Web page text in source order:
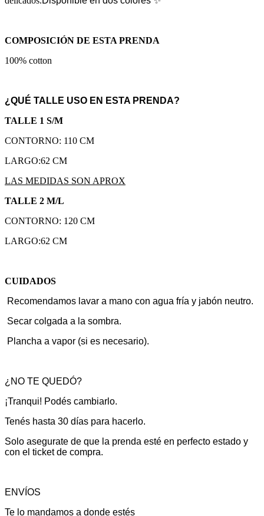
COMPOSICIÓN DE ESTA PRENDA
100% cotton
¿QUÉ TALLE USO EN ESTA PRENDA?
TALLE 1 S/M
CONTORNO: 110 CM
LARGO:62 CM
LAS MEDIDAS SON APROX
TALLE 2 M/L
CONTORNO: 120 CM
LARGO:62 CM
CUIDADOS
Recomendamos lavar a mano con agua fría y jabón neutro.
Secar colgada a la sombra.
Plancha a vapor (si es necesario).
¿NO TE QUEDÓ?
¡Tranqui! Podés cambiarlo.
Tenés hasta 30 días para hacerlo.
Solo asegurate de que la prenda esté en perfecto estado y
con el ticket de compra.
ENVÍOS
Te lo mandamos a donde estés